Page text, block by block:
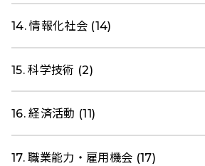
14. 情報化社会 (14)
15. 科学技術 (2)
16. 経済活動 (11)
17. 職業能力・雇用機会 (17)